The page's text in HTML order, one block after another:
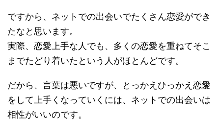
ですから、ネットでの出会いでたくさん恋愛ができ
たなと思います。
実際、恋愛上手な人でも、多くの恋愛を重ねてそこ
までたどり着いたという人がほとんどです。
だから、言葉は悪いですが、とっかえひっかえ恋愛
をして上手くなっていくには、ネットでの出会いは
相性がいいのです。